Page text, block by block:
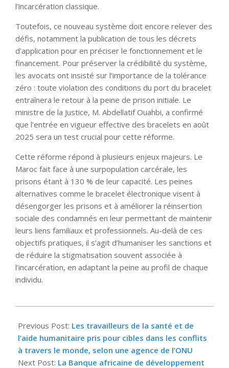
l’incarcération classique.
Toutefois, ce nouveau système doit encore relever des
défis, notamment la publication de tous les décrets
d’application pour en préciser le fonctionnement et le
financement. Pour préserver la crédibilité du système,
les avocats ont insisté sur l’importance de la tolérance
zéro : toute violation des conditions du port du bracelet
entraînera le retour à la peine de prison initiale. Le
ministre de la Justice, M. Abdellatif Ouahbi, a confirmé
que l’entrée en vigueur effective des bracelets en août
2025 sera un test crucial pour cette réforme.
Cette réforme répond à plusieurs enjeux majeurs. Le
Maroc fait face à une surpopulation carcérale, les
prisons étant à 130 % de leur capacité. Les peines
alternatives comme le bracelet électronique visent à
désengorger les prisons et à améliorer la réinsertion
sociale des condamnés en leur permettant de maintenir
leurs liens familiaux et professionnels. Au-delà de ces
objectifs pratiques, il s’agit d’humaniser les sanctions et
de réduire la stigmatisation souvent associée à
l’incarcération, en adaptant la peine au profil de chaque
individu.
08-
29
Previous Post: Les travailleurs de la santé et de
l’aide humanitaire pris pour cibles dans les conflits
à travers le monde, selon une agence de l’ONU
Next Post: La Banque africaine de développement